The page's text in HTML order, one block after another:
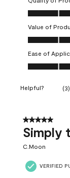
Quality of
Value of
Value of
Ease of
Ease of
Helpful? (3)
5 out of 5
Simply
C.Moon
VERIFIED